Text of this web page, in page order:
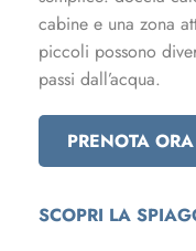
cabine e una zona
piccoli possono
passi dall’acqua.
PRENOTA ORA
SCOPRI LA